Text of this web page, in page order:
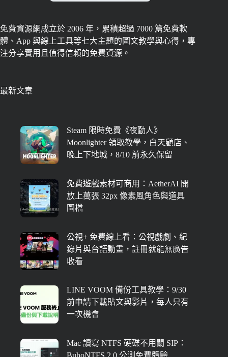
免費資源網成立於 2006 年，累積超過 7000 篇免費軟
體、App 與線上工具等七大主題的圖文教學與心得，專
注分享實用且值得信賴的免費資源。
最新文章
Steam 限時免費《夜勤人》
Moonlighter 領取教學，白天顧店、
晚上下地城，8/10 前永久保留
免費遊戲素材可商用：AetherAI 開
放上萬張 32px 像素風角色與道具
圖檔
公視+ 免費線上看：公視戲劇、紀
錄片與台語動畫，註冊就能無廣告
收看
LINE VOOM 備份工具教學：9/30
前申請下載貼文與影片，每人只有
一次機會
Mac 讀寫 NTFS 硬碟不用關 SIP：
BuhoNTFS 2.0 公測免費體驗